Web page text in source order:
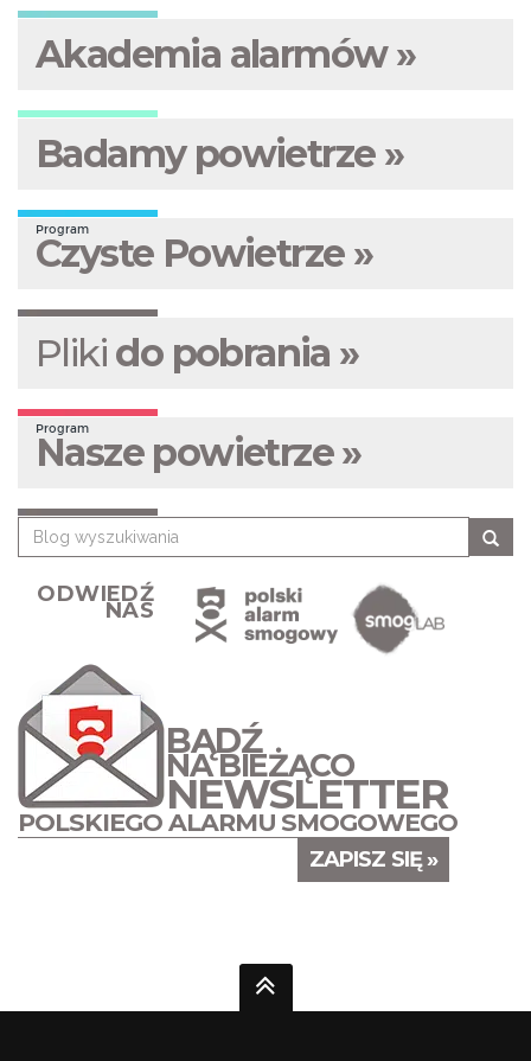
Akademia alarmów »
Badamy powietrze »
Program
Czyste Powietrze »
Pliki do pobrania »
Program
Nasze powietrze »
ODWIEDŹ
NAS
BĄDŹ
NA BIEŻĄCO
NEWSLETTER
POLSKIEGO ALARMU SMOGOWEGO
ZAPISZ SIĘ »